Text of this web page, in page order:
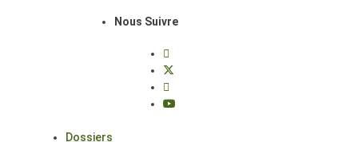
Nous Suivre
Dossiers